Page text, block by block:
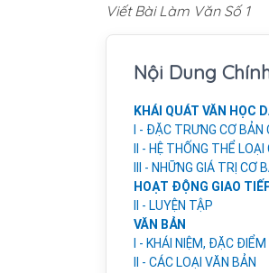
Viết Bài Làm Văn Số 1
Nội Dung
KHÁI QUÁT VĂN HỌC
I - ĐẶC TRƯNG CƠ BẢN
II - HỆ THỐNG THỂ
III - NHỮNG GIÁ TRỊ CƠ
HOẠT ĐỘNG GIAO
II - LUYỆN TẬP
VĂN BẢN
I - KHÁI NIỆM, ĐẶC ĐIỂM
II - CÁC LOẠI VĂN BẢN